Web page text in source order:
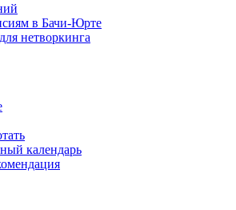
в Бачи-Юрте
нетворкинга
календарь